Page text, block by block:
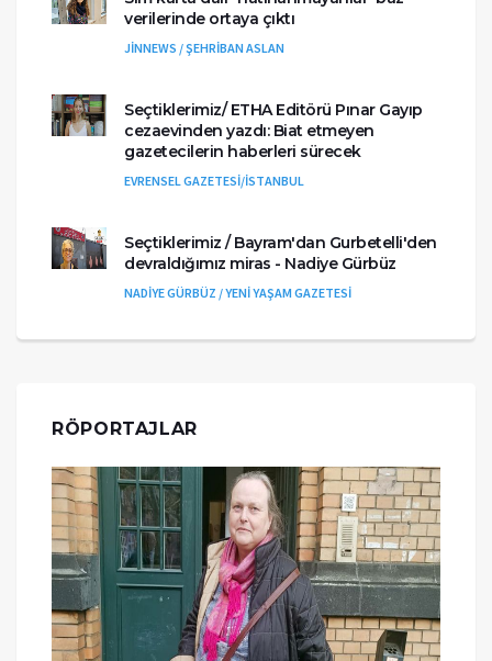
verilerinde ortaya çıktı
JİNNEWS / ŞEHRİBAN ASLAN
Seçtiklerimiz/ ETHA Editörü Pınar Gayıp
cezaevinden yazdı: Biat etmeyen
gazetecilerin haberleri sürecek
EVRENSEL GAZETESİ/İSTANBUL
Seçtiklerimiz / Bayram'dan Gurbetelli'den
devraldığımız miras - Nadiye Gürbüz
NADİYE GÜRBÜZ / YENİ YAŞAM GAZETESİ
RÖPORTAJLAR